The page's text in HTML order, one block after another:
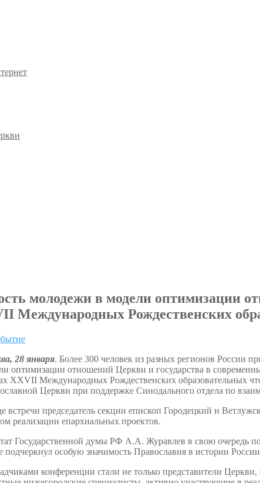
молодежи в модели оптимизации
Международных Рождественских
28 января. Более 300 человек из разных регионов России
оптимизации отношений Церкви и государства в
XXVII Международных Рождественских образовательных
Церкви при поддержке Синодального отдела по
встречи председатель секции епископ Городецкий и
реализации епархиальных проектов.
Государственной думы РФ А.А. Журавлев в свою очередь
подчеркнул особую значимость Православия в истории
конференции стали не только представители